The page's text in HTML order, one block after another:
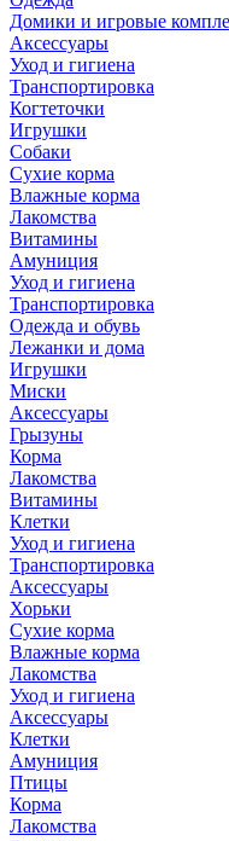
Домики и игровые
Аксессуары
Уход и гигиена
Транспортировка
Когтеточки
Игрушки
Собаки
Сухие корма
Влажные корма
Лакомства
Витамины
Амуниция
Уход и гигиена
Транспортировка
Одежда и обувь
Лежанки и дома
Игрушки
Миски
Аксессуары
Грызуны
Корма
Лакомства
Витамины
Клетки
Уход и гигиена
Транспортировка
Аксессуары
Хорьки
Сухие корма
Влажные корма
Лакомства
Уход и гигиена
Аксессуары
Клетки
Амуниция
Птицы
Корма
Лакомства